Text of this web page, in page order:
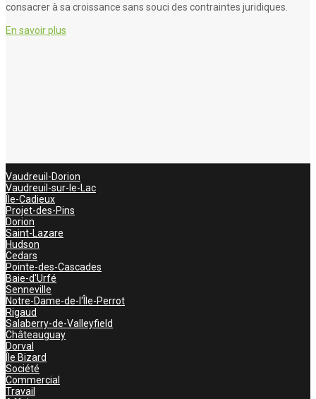
consacrer à sa croissance sans souci des contraintes juridiques.
En savoir plus
Vaudreuil-Dorion
Vaudreuil-sur-le-Lac
Île-Cadieux
Projet-des-Pins
Dorion
Saint-Lazare
Hudson
Cedars
Pointe-des-Cascades
Baie-d'Urfé
Senneville
Notre-Dame-de-l'Île-Perrot
Rigaud
Salaberry-de-Valleyfield
Châteauguay
Dorval
Île Bizard
Société
Commercial
Travail